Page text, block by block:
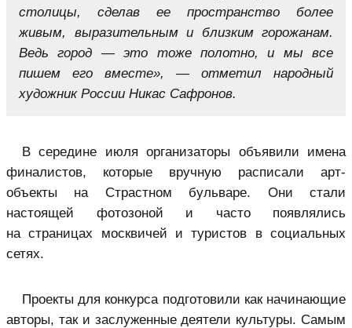
столицы, сделав ее пространство более
живым, выразительным и близким горожанам.
Ведь город — это тоже полотно, и мы все
пишем его вместе», — отметил народный
художник России Никас Сафронов.
В середине июля организаторы объявили имена
финалистов, которые вручную расписали арт-
объекты на Страстном бульваре. Они стали
настоящей фотозоной и часто появлялись
на страницах москвичей и туристов в социальных
сетях.
Проекты для конкурса подготовили как начинающие
авторы, так и заслуженные деятели культуры. Самым